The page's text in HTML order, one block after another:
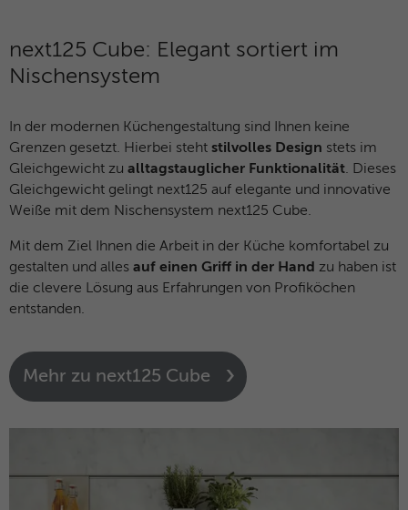
next125 Cube: Elegant sortiert im
Nischensystem
In der modernen Küchengestaltung sind Ihnen keine
Grenzen gesetzt. Hierbei steht stilvolles Design stets im
Gleichgewicht zu alltagstauglicher Funktionalität. Dieses
Gleichgewicht gelingt next125 auf elegante und innovative
Weiße mit dem Nischensystem next125 Cube.
Mit dem Ziel Ihnen die Arbeit in der Küche komfortabel zu
gestalten und alles auf einen Griff in der Hand zu haben ist
die clevere Lösung aus Erfahrungen von Profiköchen
entstanden.
Mehr zu next125 Cube